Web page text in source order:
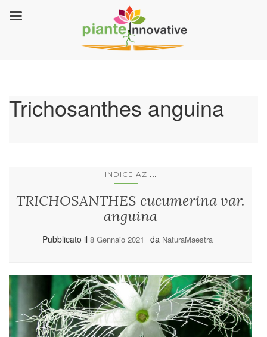
Trichosanthes anguina
INDICE AZ ...
TRICHOSANTHES cucumerina var.
anguina
Pubblicato il 8 Gennaio 2021 da NaturaMaestra